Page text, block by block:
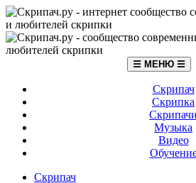
☰ МЕНЮ ☰
Скрипач
Скрипка
Скрипачи
Музыка
Видео
Скрипач